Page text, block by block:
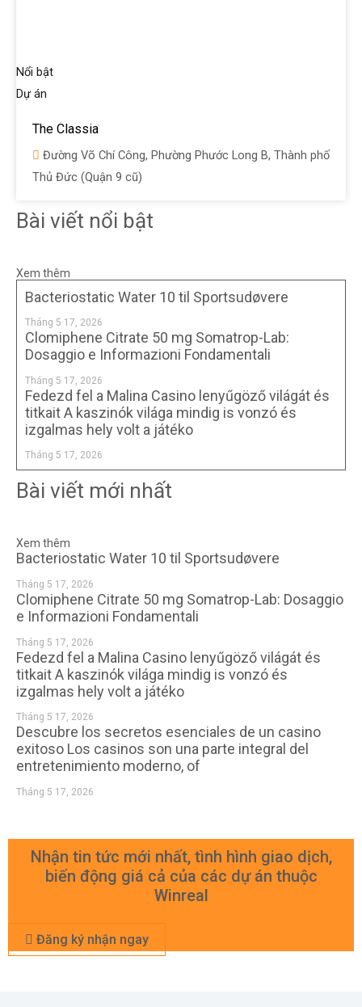
Nổi bật
Dự án
The Classia
Đường Võ Chí Công, Phường Phước Long B, Thành phố
Thủ Đức (Quận 9 cũ)
Bài viết nổi bật
Xem thêm
Bacteriostatic Water 10 til Sportsudøvere
Tháng 5 17, 2026
Clomiphene Citrate 50 mg Somatrop-Lab:
Dosaggio e Informazioni Fondamentali
Tháng 5 17, 2026
Fedezd fel a Malina Casino lenyűgöző világát és
titkait A kaszinók világa mindig is vonzó és
izgalmas hely volt a játéko
Tháng 5 17, 2026
Bài viết mới nhất
Xem thêm
Bacteriostatic Water 10 til Sportsudøvere
Tháng 5 17, 2026
Clomiphene Citrate 50 mg Somatrop-Lab: Dosaggio
e Informazioni Fondamentali
Tháng 5 17, 2026
Fedezd fel a Malina Casino lenyűgöző világát és
titkait A kaszinók világa mindig is vonzó és
izgalmas hely volt a játéko
Tháng 5 17, 2026
Descubre los secretos esenciales de un casino
exitoso Los casinos son una parte integral del
entretenimiento moderno, of
Tháng 5 17, 2026
Nhận tin tức mới nhất, tình hình giao dịch,
biến động giá cả của các dự án thuộc
Winreal
Đăng ký nhận ngay